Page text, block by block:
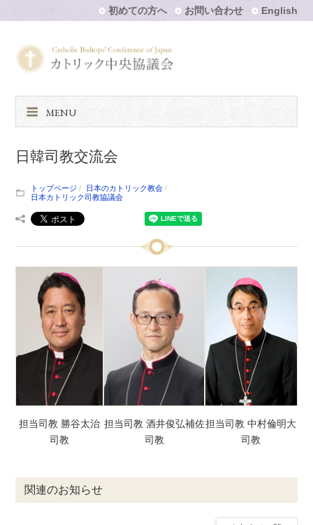
初めての方へ お問い合わせ English
MENU
日韓司教交流会
トップページ
日本のカトリック教会
日本カトリック司教協議会
担当司教 勝谷太治
司教
担当司教 酒井俊弘補佐
司教
担当司教 中村倫明大
司教
関連のお知らせ